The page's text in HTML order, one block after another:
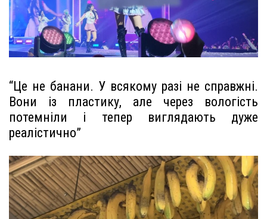
“Це не банани. У всякому разі не справжні.
Вони із пластику, але через вологість
потемніли і тепер виглядають дуже
реалістично”